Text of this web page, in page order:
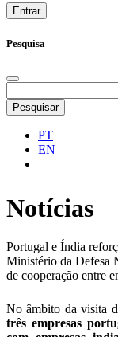
Pesquisa
Pesquisar
PT
EN
Notícias
Portugal e Índia
Ministério da Defesa
de cooperação entre
No âmbito da visita
três empresas